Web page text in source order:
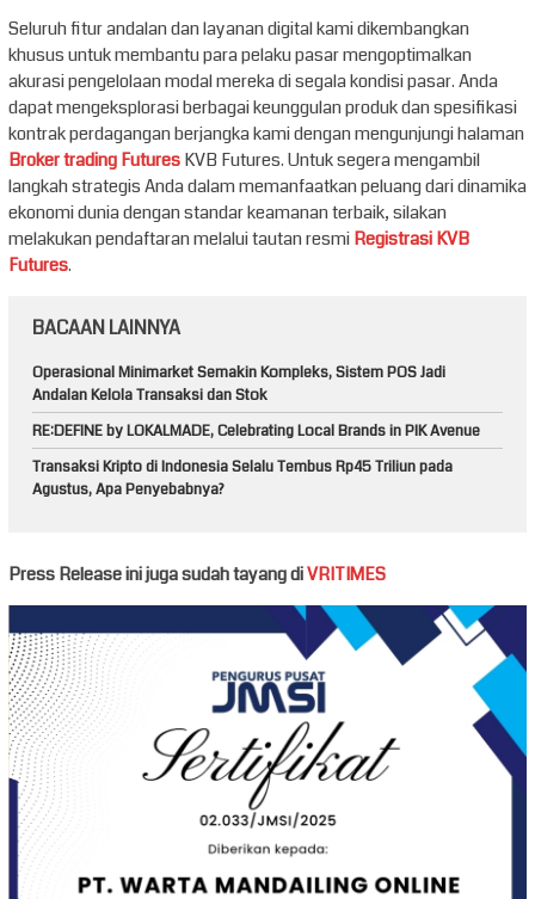
Seluruh fitur andalan dan layanan digital kami dikembangkan
khusus untuk membantu para pelaku pasar mengoptimalkan
akurasi pengelolaan modal mereka di segala kondisi pasar. Anda
dapat mengeksplorasi berbagai keunggulan produk dan spesifikasi
kontrak perdagangan berjangka kami dengan mengunjungi halaman
Broker trading FuturesKVB Futures. Untuk segera mengambil
langkah strategis Anda dalam memanfaatkan peluang dari dinamika
ekonomi dunia dengan standar keamanan terbaik, silakan
melakukan pendaftaran melalui tautan resmiRegistrasi KVB
Futures.
BACAAN LAINNYA
Operasional Minimarket Semakin Kompleks, Sistem POS Jadi
Andalan Kelola Transaksi dan Stok
RE:DEFINE by LOKALMADE, Celebrating Local Brands in PIK Avenue
Transaksi Kripto di Indonesia Selalu Tembus Rp45 Triliun pada
Agustus, Apa Penyebabnya?
Press Release ini juga sudah tayang diVRITIMES